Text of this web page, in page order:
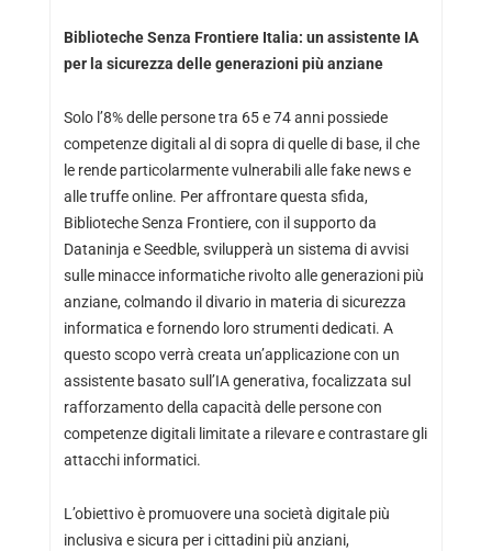
Biblioteche Senza Frontiere Italia: un assistente IA
per la sicurezza delle generazioni più anziane
Solo l’8% delle persone tra 65 e 74 anni possiede
competenze digitali al di sopra di quelle di base, il che
le rende particolarmente vulnerabili alle fake news e
alle truffe online. Per affrontare questa sfida,
Biblioteche Senza Frontiere, con il supporto da
Dataninja e Seedble, svilupperà un sistema di avvisi
sulle minacce informatiche rivolto alle generazioni più
anziane, colmando il divario in materia di sicurezza
informatica e fornendo loro strumenti dedicati. A
questo scopo verrà creata un’applicazione con un
assistente basato sull’IA generativa, focalizzata sul
rafforzamento della capacità delle persone con
competenze digitali limitate a rilevare e contrastare gli
attacchi informatici.
L’obiettivo è promuovere una società digitale più
inclusiva e sicura per i cittadini più anziani,